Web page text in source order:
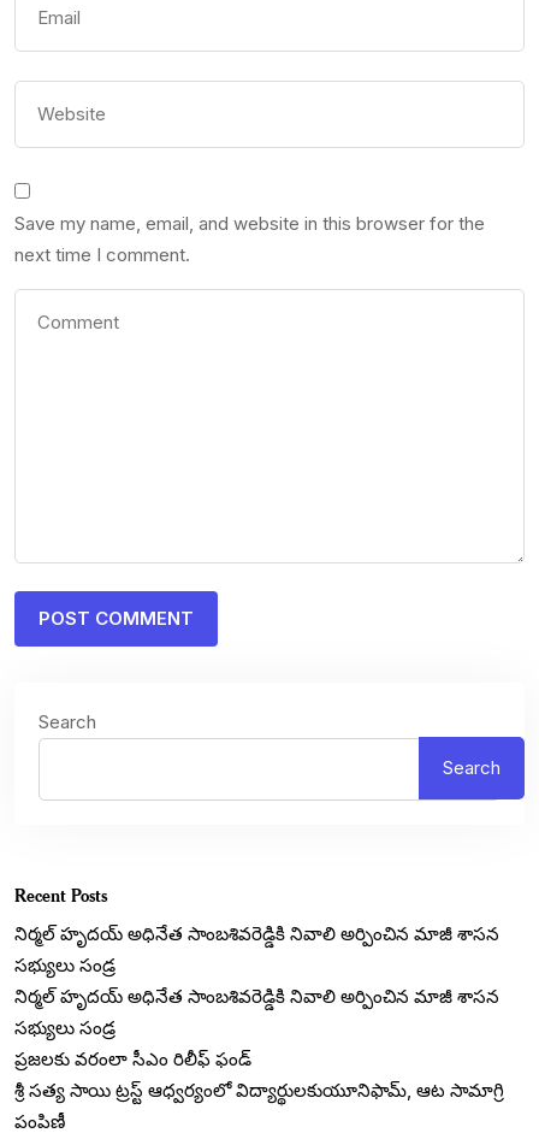
Save my name, email, and website in this browser for the
next time I comment.
Search
Search
Recent Posts
నిర్మల్ హృదయ్ అధినేత సాంబశివరెడ్డికి నివాలి అర్పించిన మాజీ శాసన
సభ్యులు సండ్ర
నిర్మల్ హృదయ్ అధినేత సాంబశివరెడ్డికి నివాలి అర్పించిన మాజీ శాసన
సభ్యులు సండ్ర
ప్రజలకు వరంలా సీఎం రిలీఫ్ ఫండ్
శ్రీ సత్య సాయి ట్రస్ట్ ఆధ్వర్యంలో విద్యార్థులకుయూనిఫామ్, ఆట సామాగ్రి
పంపిణీ